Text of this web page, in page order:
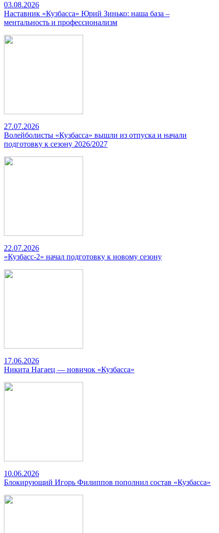
03.08.2026
Наставник «Кузбасса» Юрий Зинько: наша база –
ментальность и профессионализм
27.07.2026
Волейболисты «Кузбасса» вышли из отпуска и начали
подготовку к сезону 2026/2027
22.07.2026
«Кузбасс-2» начал подготовку к новому сезону
17.06.2026
Никита Нагаец — новичок «Кузбасса»
10.06.2026
Блокирующий Игорь Филиппов пополнил состав «Кузбасса»